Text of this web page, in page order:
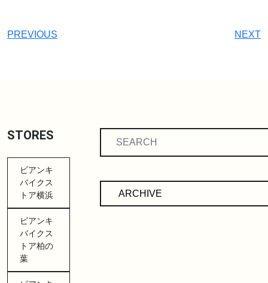
PREVIOUS NEXT
STORES
ビアンキ
バイクス
トア横浜
ビアンキ
バイクス
トア柏の
葉